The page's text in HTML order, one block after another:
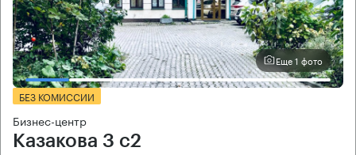
Еще 1 фото
БЕЗ КОМИССИИ
Бизнес-центр
Казакова 3 с2